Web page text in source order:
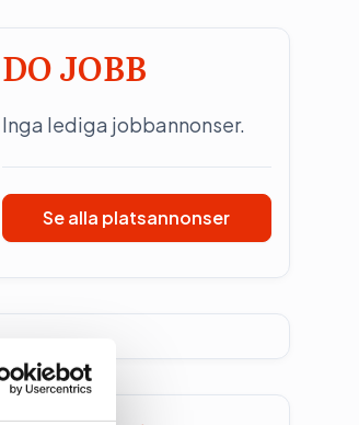
DO JOBB
Inga lediga jobbannonser.
Se alla platsannonser